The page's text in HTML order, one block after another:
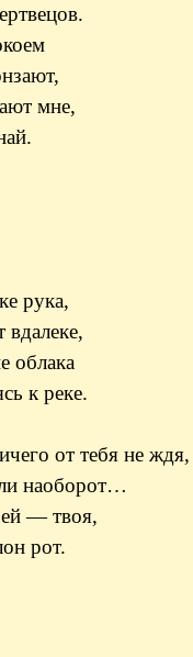
мне,
рука,
вдалеке,
облака
к реке.
от тебя не ждя,
наоборот…
— твоя,
рот.